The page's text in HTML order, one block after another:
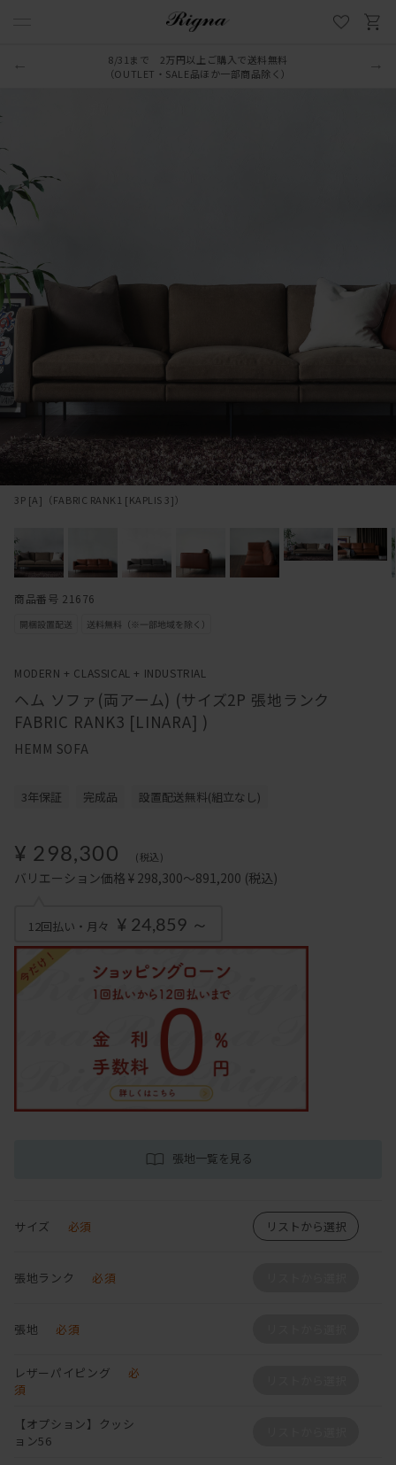
LINE新規追加でクーポンプレゼント
8/31まで 2万円以上ご購入で送料無料
（OUTLET・SALE品ほか一部商品除く）
MODERN + CLASSICAL + INDUSTRIAL
ヘム ソファ(両アーム) (サイズ2P 張地ランク
FABRIC RANK3 [LINARA] )
HEMM SOFA
3P [A]（FABRIC RANK1 [KAPLIS 3]）
3年保証 完成品 設置配送無料(組立なし)
¥ 298,300 (税込)
バリエーション価格 ¥ 298,300～891,200 (税込)
12回払い・月々 ¥ 24,859 ～
張地一覧を見る
サイズ 必須 リストから選択
張地ランク 必須
張地 必須
レザーパイピング
必
須
【オプション】クッシ
ョン56
商品番号 21676